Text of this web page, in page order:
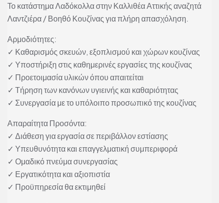
Το κατάστημα Λαδόκολλα στην Καλλιθέα Αττικής αναζητά
Λαντζιέρα / Βοηθό Κουζίνας για πλήρη απασχόληση.
Αρμοδιότητες:
✓ Καθαρισμός σκευών, εξοπλισμού και χώρων κουζίνας
✓ Υποστήριξη στις καθημερινές εργασίες της κουζίνας
✓ Προετοιμασία υλικών όπου απαιτείται
✓ Τήρηση των κανόνων υγιεινής και καθαριότητας
✓ Συνεργασία με το υπόλοιπο προσωπικό της κουζίνας
Απαραίτητα Προσόντα:
✓ Διάθεση για εργασία σε περιβάλλον εστίασης
✓ Υπευθυνότητα και επαγγελματική συμπεριφορά
✓ Ομαδικό πνεύμα συνεργασίας
✓ Εργατικότητα και αξιοπιστία
✓ Προϋπηρεσία θα εκτιμηθεί